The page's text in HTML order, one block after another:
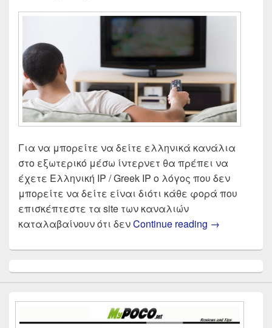
Για να μπορείτε να δείτε ελληνικά κανάλια
στο εξωτερικό μέσω ίντερνετ θα πρέπει να
έχετε Ελληνική IP / Greek IP ο λόγος που δεν
μπορείτε να δείτε είναι διότι κάθε φορά που
επισκέπτεστε τα site των καναλιών
καταλαβαίνουν ότι δενContinue reading Πως θα δω
→
Sidebar
Widget